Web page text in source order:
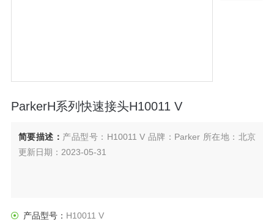
ParkerH系列快速接头H10011 V
简要描述： 产品型号：H10011 V 品牌：Parker 所在地：北京
更新日期：2023-05-31
产品型号： H10011 V